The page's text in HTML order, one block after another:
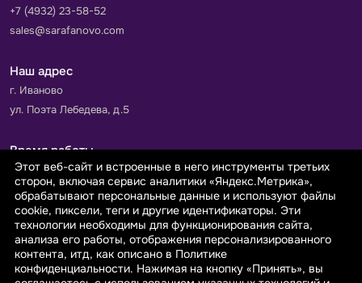
+7 (4932) 23-58-52
sales@sarafanovo.com
Наш адрес
г. Иваново
ул. Поэта Лебедева, д.5
Время работы
Пн-Пт с 9.00 до 18.00
Сб-Вс: выходной
Принимаем к оплате
Этот веб-сайт и встроенные в него инструменты третьих
сторон, включая сервис аналитики «Яндекс.Метрика»,
обрабатывают персональные данные и используют файлы
cookie, пиксели, теги и другие идентификаторы. Эти
технологии необходимы для функционирования сайта,
анализа его работы, отображения персонализированного
контента, итд, как описано в Политике
конфиденциальности. Нажимая на кнопку «Принять», вы